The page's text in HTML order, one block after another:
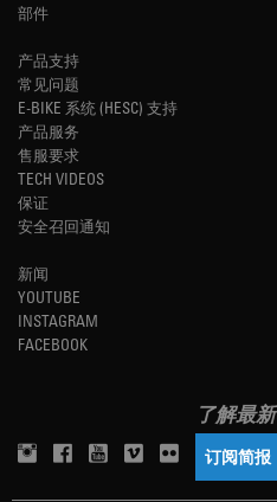
部件
产品支持
常见问题
E-BIKE 系统 (HESC) 支持
产品服务
售服要求
TECH VIDEOS
保证
安全召回通知
新闻
YOUTUBE
INSTAGRAM
FACEBOOK
了解最
订阅简报